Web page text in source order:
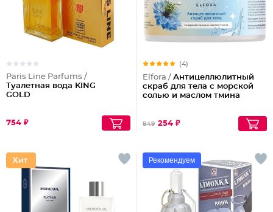
Paris Line Parfums /
Туалетная вода KING
GOLD
754 ₽
(4)
Elfora / Антицеллюлитный
скраб для тела с морской
солью и маслом тмина
849 254 ₽
Рекомендуем